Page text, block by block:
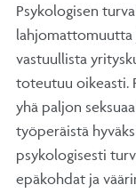
Psykologisen
lahjomattomuutta
vastuullista
toteutuu oikeasti.
yhä paljon
työperäistä
psykologisesti
epäkohdat ja